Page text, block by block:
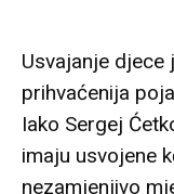
Usvajanje djece
prihvaćenija
Iako Sergej
imaju usvojene
nezamjenjivo